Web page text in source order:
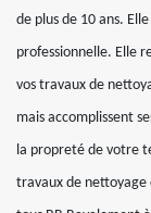
de plus de 10 ans.
professionnelle. Elle
vos travaux de
mais accomplissent
la propreté de votre
travaux de nettoyage